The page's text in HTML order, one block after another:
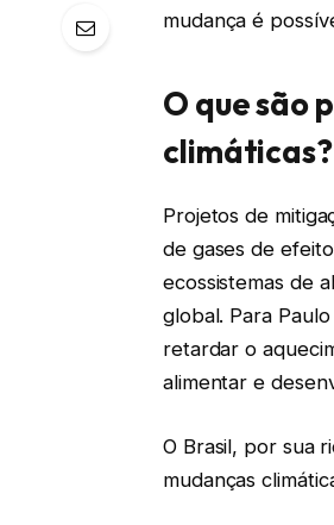
mudança é
O que são
climáticas?
Projetos de
de gases de
ecossistemas de
global. Para
retardar o
alimentar e
O Brasil, por sua
mudanças